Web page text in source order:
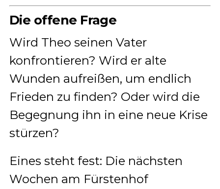
Die offene Frage
Wird Theo seinen Vater
konfrontieren? Wird er alte
Wunden aufreißen, um endlich
Frieden zu finden? Oder wird die
Begegnung ihn in eine neue Krise
stürzen?
Eines steht fest: Die nächsten
Wochen am Fürstenhof